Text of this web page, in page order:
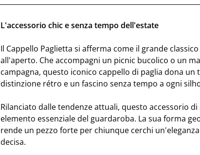
L'accessorio chic e senza tempo dell'estate
Il Cappello Paglietta si afferma come il grande
all'aperto. Che accompagni un picnic bucolico o un
campagna, questo iconico cappello di paglia dona un
distinzione rétro e un fascino senza tempo a ogni
Rilanciato dalle tendenze attuali, questo accessorio
elemento essenziale del guardaroba. La sua forma
rende un pezzo forte per chiunque cerchi
decisa.